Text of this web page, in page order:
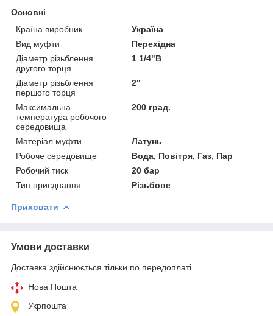
Основні
Країна виробник
Україна
Вид муфти
Перехідна
Діаметр різьблення
другого торця
1 1/4"В
Діаметр різьблення
першого торця
2"
Максимальна
температура робочого
середовища
200 град.
Матеріал муфти
Латунь
Робоче середовище
Вода, Повітря, Газ, Пар
Робочий тиск
20 бар
Тип приєднання
Різьбове
Приховати
Умови доставки
Доставка здійснюється тільки по передоплаті.
Нова Пошта
Укрпошта